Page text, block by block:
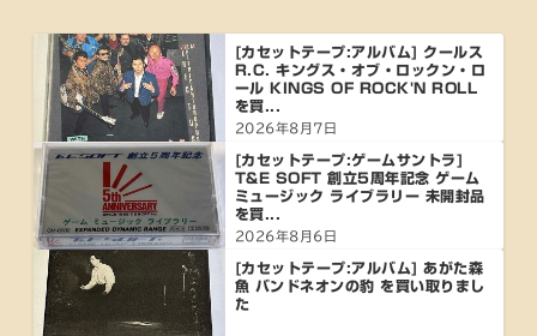
[カセットテープ:アルバム] クールス
R.C. キングス・オブ・ロックン・ロ
ール KINGS OF ROCK'N ROLL
を買...
2026年8月7日
[カセットテープ:ゲームサントラ]
T&E SOFT 創立5周年記念 ゲーム
ミュージック ライブラリー 未開封品
を買...
2026年8月6日
[カセットテープ:アルバム] あがた森
魚 バンドネオンの豹 を買い取りまし
た